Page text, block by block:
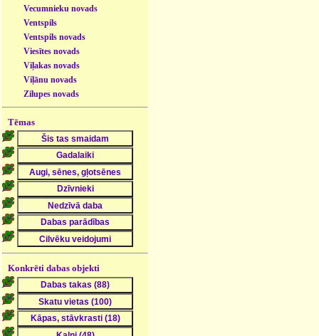
Vecumnieku novads
Ventspils
Ventspils novads
Viesītes novads
Viļakas novads
Viļānu novads
Zilupes novads
Tēmas
Konkrēti dabas objekti